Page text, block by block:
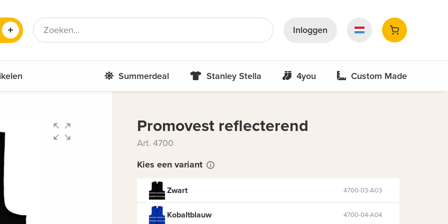
Inloggen
Frans Summerdeal Stanley Stella 4you Custom Made
Promovest reflecterend
Art. 4700
Kies een variant
Zwart 4700-03-A03
Kobaltblauw 4700-04-A04